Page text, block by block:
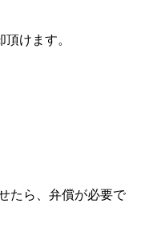
けます。
たら、弁償が必要で